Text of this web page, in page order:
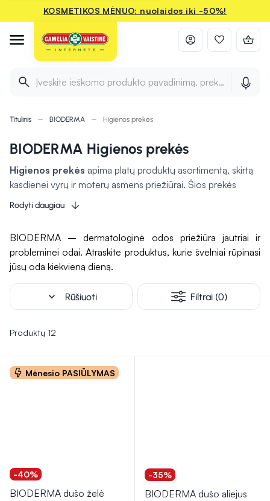
KOSMETIKOS MĖNUO: nuolaidos iki -50%!
Įveskite ieškomo produkto pavadinimą, prekės ženklą ir
Titulinis BIODERMA Higienos prekės
BIODERMA Higienos prekės
Higienos prekės apima platų produktų asortimentą, skirtą
kasdienei vyrų ir moterų asmens priežiūrai. Šios prekės
padeda palaikyti švarą ir komfortą
apsaugą nuo infekcijų. Vyrų ir moterų higienai skirtos
intymiai higienai ar odos priežiūrai. Slaugos prekės
papildomai padeda rūpinantis pacientais bei kasdieniais
poreikiais.
Rodyti daugiau
BIODERMA – dermatologinė odos priežiūra jautriai ir
probleminei odai. Atraskite produktus, kurie švelniai rūpinasi
jūsų oda kiekvieną dieną.
expand_more Rūšiuoti Filtrai (0)
Produktų 12
Mėnesio PASIŪLYMAS
-40%
BIODERMA dušo želė
-35%
BIODERMA dušo aliejus